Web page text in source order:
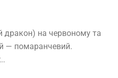
дракон) на червоному та
— помаранчевий.